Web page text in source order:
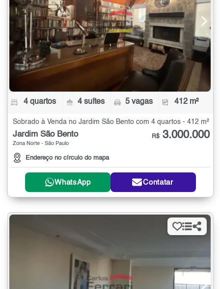
4 quartos 4 suítes 5 vagas 412 m²
Sobrado à Venda no Jardim São Bento com 4 quartos - 412 m²
Jardim São Bento
Zona Norte - São Paulo
Endereço no círculo do mapa
R$ 3.000.000
WhatsApp Contatar